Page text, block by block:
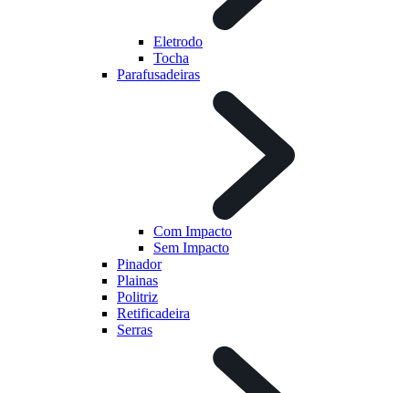
Eletrodo
Tocha
Parafusadeiras
Com Impacto
Sem Impacto
Pinador
Plainas
Politriz
Retificadeira
Serras